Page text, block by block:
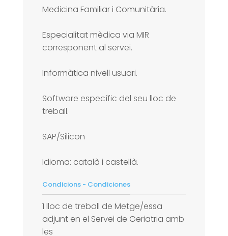
Medicina Familiar i Comunitària.
Especialitat mèdica via MIR
corresponent al servei.
Informàtica nivell usuari.
Software específic del seu lloc de
treball.
SAP/Silicon
Idioma: català i castellà.
Condicions - Condiciones
1 lloc de treball de Metge/essa
adjunt en el Servei de Geriatria amb
les